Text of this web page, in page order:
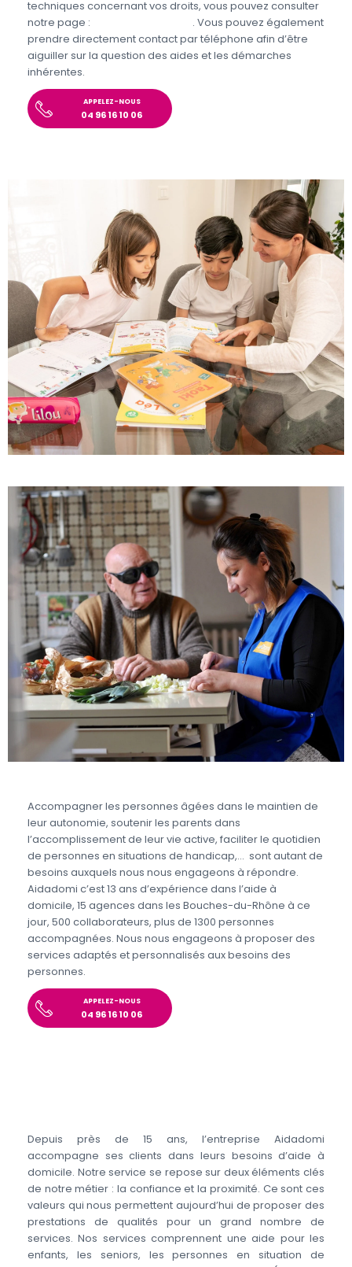
techniques concernant vos droits, vous pouvez consulter
notre page :
. Vous pouvez également
prendre directement contact par téléphone afin d’être
aiguiller sur la question des aides et les démarches
inhérentes.
APPELEZ-NOUS
04 96 16 10 06
Accompagner les personnes âgées dans le maintien de
leur autonomie, soutenir les parents dans
l’accomplissement de leur vie active, faciliter le quotidien
de personnes en situations de handicap,… sont autant de
besoins auxquels nous nous engageons à répondre.
Aidadomi c’est 13 ans d’expérience dans l’aide à
domicile, 15 agences dans les Bouches-du-Rhône à ce
jour, 500 collaborateurs, plus de 1300 personnes
accompagnées. Nous nous engageons à proposer des
services adaptés et personnalisés aux besoins des
personnes.
APPELEZ-NOUS
04 96 16 10 06
Depuis près de 15 ans, l’entreprise Aidadomi
accompagne ses clients dans leurs besoins d’aide à
domicile. Notre service se repose sur deux éléments clés
de notre métier : la confiance et la proximité. Ce sont ces
valeurs qui nous permettent aujourd’hui de proposer des
prestations de qualités pour un grand nombre de
services. Nos services comprennent une aide pour les
enfants, les seniors, les personnes en situation de